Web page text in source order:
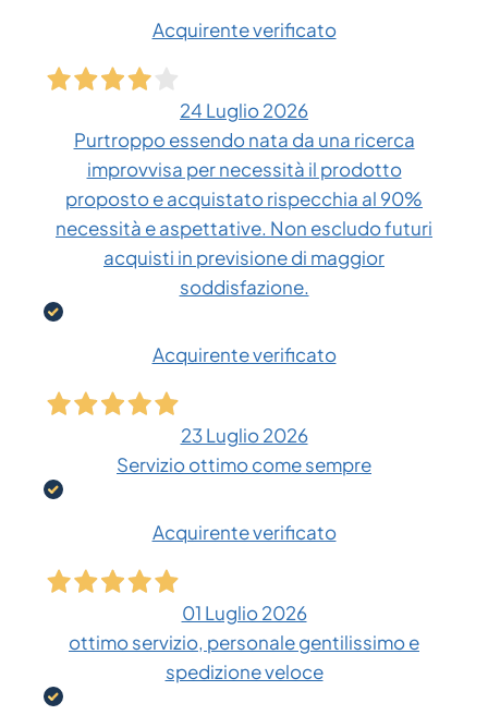
Acquirente verificato
24 Luglio 2026
Purtroppo essendo nata da una ricerca
improvvisa per necessità il prodotto
proposto e acquistato rispecchia al 90%
necessità e aspettative. Non escludo futuri
acquisti in previsione di maggior
soddisfazione.
Acquirente verificato
23 Luglio 2026
Servizio ottimo come sempre
Acquirente verificato
01 Luglio 2026
ottimo servizio, personale gentilissimo e
spedizione veloce